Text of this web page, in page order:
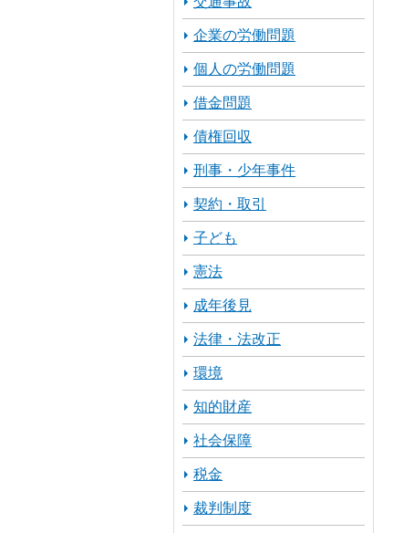
企業の労働問題
個人の労働問題
借金問題
債権回収
刑事・少年事件
契約・取引
子ども
憲法
成年後見
法律・法改正
環境
知的財産
社会保障
税金
裁判制度